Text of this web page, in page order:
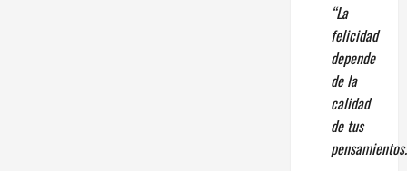
“La
felicidad
depende
de la
calidad
de tus